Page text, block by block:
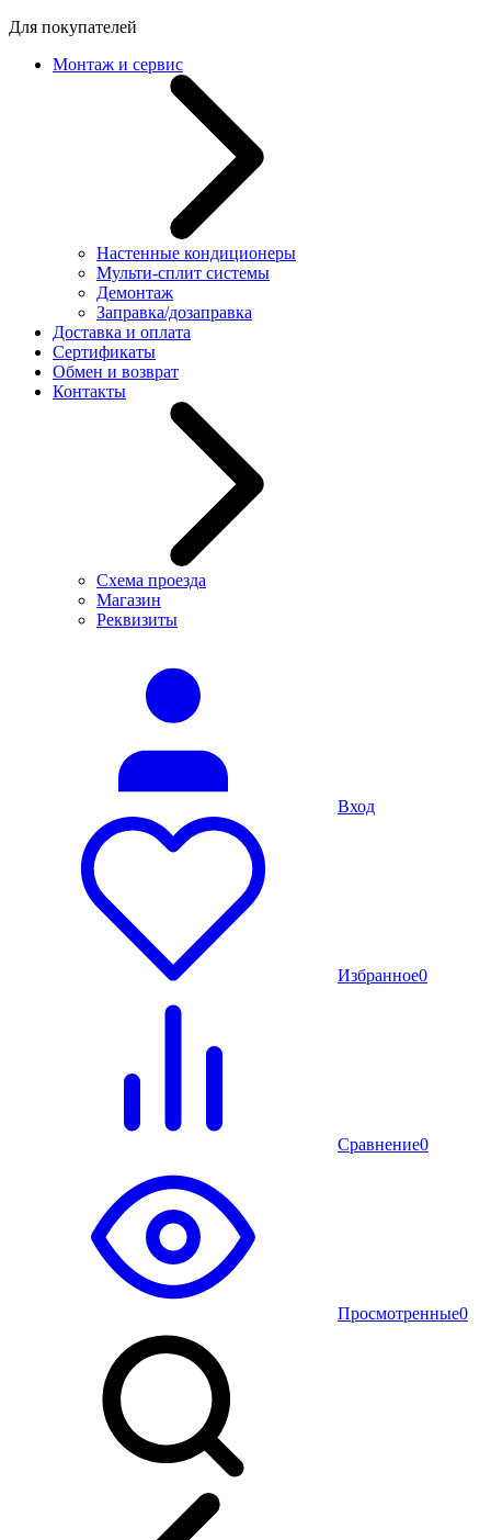
Для покупателей
Монтаж и сервис
Настенные кондиционеры
Мульти-сплит системы
Демонтаж
Заправка/дозаправка
Доставка и оплата
Сертификаты
Обмен и возврат
Контакты
Схема проезда
Магазин
Реквизиты
Вход
Избранное0
Сравнение0
Просмотренные0